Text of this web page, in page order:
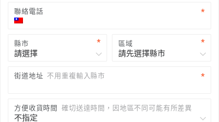
聯絡電話
縣市 區域
街道地址 不用重複輸入縣市
方便收貨時間 確切送達時間，因地區不同可能有所差異